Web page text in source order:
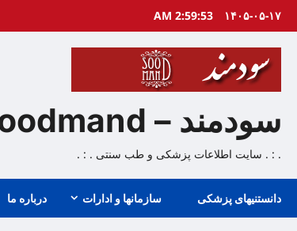
Skip
content
۱۴۰۵-۰۵-۱۷ 2:59:53 AM
سودمند – Soodmand
. : . سایت اطلاعات پزشکی و طب سنتی . : .
دانستنیهای پزشکی سازمانها و ادارات درباره ما